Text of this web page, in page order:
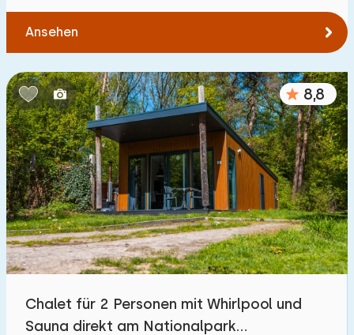
Kinderfreundlich
Kindermöbel
Eingezäunter Garten 5
Spielgeräte im Garten 6
Hallenbad 14
Freibad 9
Kinderanimation 4
Kindereinrichtungen im Park 30
Zugänglichkeit
Ansehen
8,8
Chalet für 2 Personen mit Whirlpool und
Sauna direkt am Nationalpark